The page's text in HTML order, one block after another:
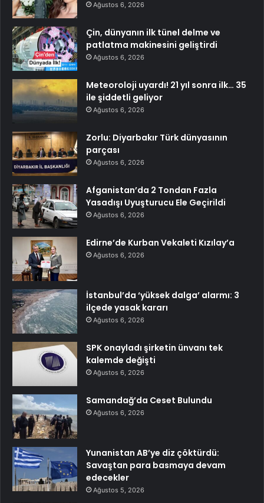
Ağustos 6, 2026
Çin, dünyanın ilk tünel delme ve
patlatma makinesini geliştirdi
Ağustos 6, 2026
Meteoroloji uyardı! 21 yıl sonra ilk… 35
ile şiddetli geliyor
Ağustos 6, 2026
Zorlu: Diyarbakır Türk dünyasının
parçası
Ağustos 6, 2026
Afganistan’da 2 Tondan Fazla
Yasadışı Uyuşturucu Ele Geçirildi
Ağustos 6, 2026
Edirne’de Kurban Vekaleti Kızılay’a
Ağustos 6, 2026
İstanbul’da ‘yüksek dalga’ alarmı: 3
ilçede yasak kararı
Ağustos 6, 2026
SPK onayladı şirketin ünvanı tek
kalemde değişti
Ağustos 6, 2026
Samandağ’da Ceset Bulundu
Ağustos 6, 2026
Yunanistan AB’ye diz çöktürdü:
Savaştan para basmaya devam
edecekler
Ağustos 5, 2026